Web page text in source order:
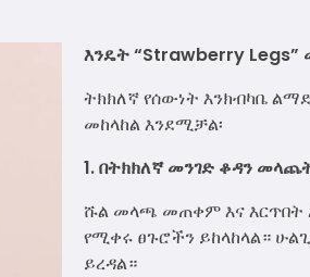
እንዴት “Strawberry Legs”
ትክክለኛ የሰውነት እንክብካቤ
መከላከል እንደሚቻል፡
1. በትክክለኛ መንገድ ቆዳን
ሹል መላጫ መጠቀም እና
የሚቀሩ ፀጉሮችን ይከላከላል።
ይረዳል።